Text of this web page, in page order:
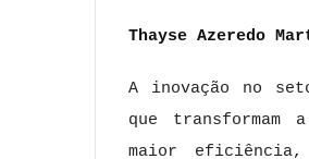
Thayse Azeredo
A inovação no
que transformam
maior eficiência,